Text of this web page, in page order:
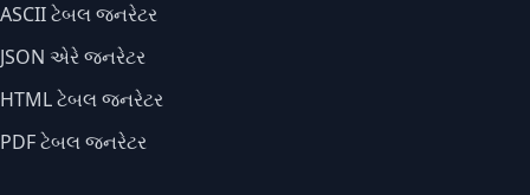
ASCII ટેબલ જનરેટર
JSON એરે જનરેટર
HTML ટેબલ જનરેટર
PDF ટેબલ જનરેટર